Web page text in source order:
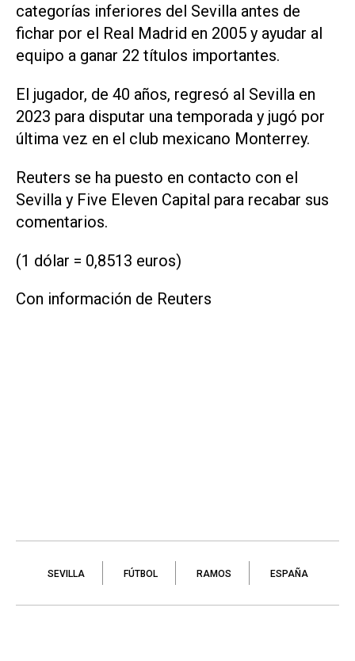
categorías inferiores del Sevilla antes de
fichar por el Real Madrid en 2005 y ayudar al
equipo a ganar 22 títulos importantes.
El jugador, de 40 años, ‌regresó al Sevilla en
2023 para disputar una temporada y jugó por
última vez en ‌el club ⁠mexicano Monterrey.
Reuters se ha puesto en contacto con el
Sevilla y ​Five Eleven Capital para recabar sus
comentarios.
(1 dólar = 0,8513 euros)
Con información de Reuters
SEVILLA FÚTBOL RAMOS ESPAÑA